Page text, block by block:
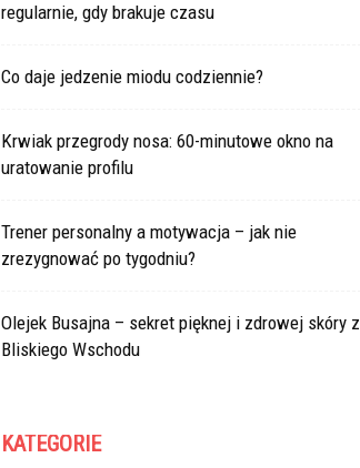
regularnie, gdy brakuje czasu
Co daje jedzenie miodu codziennie?
Krwiak przegrody nosa: 60-minutowe okno na
uratowanie profilu
Trener personalny a motywacja – jak nie
zrezygnować po tygodniu?
Olejek Busajna – sekret pięknej i zdrowej skóry z
Bliskiego Wschodu
KATEGORIE